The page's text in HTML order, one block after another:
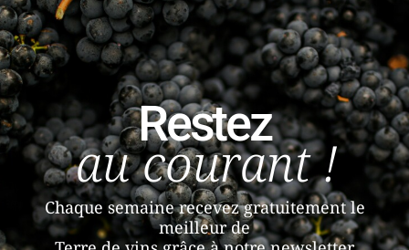
Restez
au courant !
Chaque semaine recevez gratuitement le
meilleur de